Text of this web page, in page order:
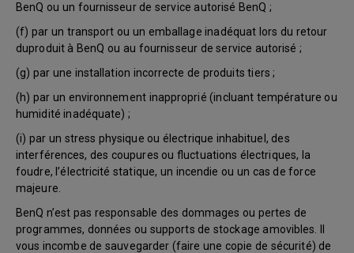
BenQ ou un fournisseur de service autorisé BenQ ;
(f) par un transport ou un emballage inadéquat lors du retour
duproduit à BenQ ou au fournisseur de service autorisé ;
(g) par une installation incorrecte de produits tiers ;
(h) par un environnement inapproprié (incluant température ou
humidité inadéquate) ;
(i) par un stress physique ou électrique inhabituel, des
interférences, des coupures ou fluctuations électriques, la
foudre, l’électricité statique, un incendie ou un cas de force
majeure.
BenQ n’est pas responsable des dommages ou pertes de
programmes, données ou supports de stockage amovibles. Il
vous incombe de sauvegarder (faire une copie de sécurité) de